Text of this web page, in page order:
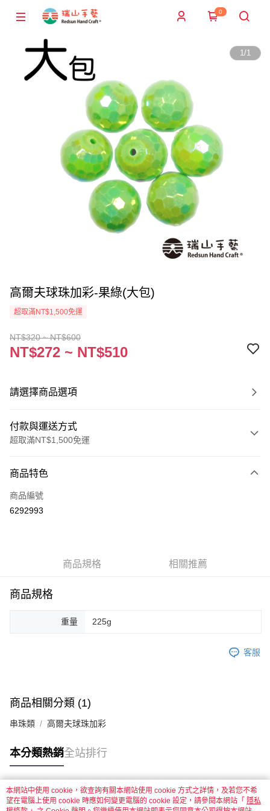
0
1/1
高爾夫球珠加彩-果綠(大包)
超取滿NT$1,500免運
NT$320 ~ NT$600
NT$272 ~ NT$510
請選擇商品選項
付款與運送方式
超取滿NT$1,500免運
信用卡一次付款
超商取貨付款
運送方式
7-11取貨付款
每筆NT$60，滿NT$1,500(含以上)免運費
每筆NT$130，滿NT$2,000(含以上)免運費
商品特色
商品編號
6292993
商品規格 相關推薦
商品規格
重量 225g
客服
商品相關分類 (1)
串珠類 高爾夫球珠加彩
本分類熱銷全站排行
熱門標籤
本網站中使用 cookie，欲查詢有關本網站使用 cookie 方式之詳情，及若您不希
望在電腦上使用 cookie 時應如何變更電腦的 cookie 設定，請參閱本網站「 隱私